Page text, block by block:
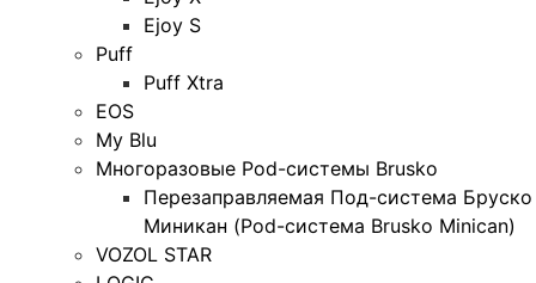
Ejoy S
Puff
Puff Xtra
EOS
My Blu
Многоразовые Pod-системы Brusko
Перезаправляемая Под-система Бруско
Миникан (Pod-система Brusko Minican)
VOZOL STAR